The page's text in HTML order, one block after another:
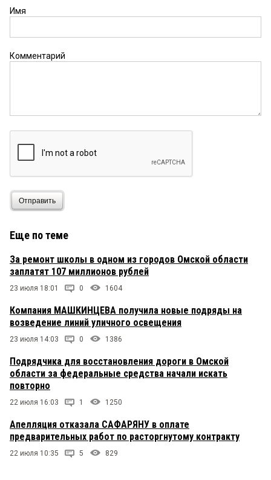
Имя
Комментарий
Отправить
Еще по теме
За ремонт школы в одном из городов Омской области
заплатят 107 миллионов рублей
23 июля 18:01 0 1604
Компания МАШКИНЦЕВА получила новые подряды на
возведение линий уличного освещения
23 июля 14:03 0 1386
Подрядчика для восстановления дороги в Омской
области за федеральные средства начали искать
повторно
22 июля 16:03 1 1250
Апелляция отказала САФАРЯНУ в оплате
предварительных работ по расторгнутому контракту
22 июля 10:35 5 829